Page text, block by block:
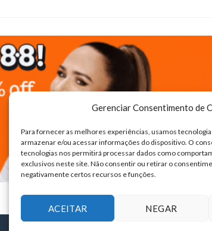
Gerenciar Consentimento de
Para fornecer as melhores experiências, usamos
armazenar e/ou acessar informações do dispositivo. O
tecnologias nos permitirá processar dados como
exclusivos neste site. Não consentir ou retirar o
negativamente certos recursos e funções.
ACEITAR NEGAR